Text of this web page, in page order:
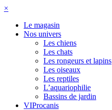
×
Le magasin
Nos univers
Les chiens
Les chats
Les rongeurs et lapins
Les oiseaux
Les reptiles
L’aquariophilie
Bassins de jardin
VIProcanis